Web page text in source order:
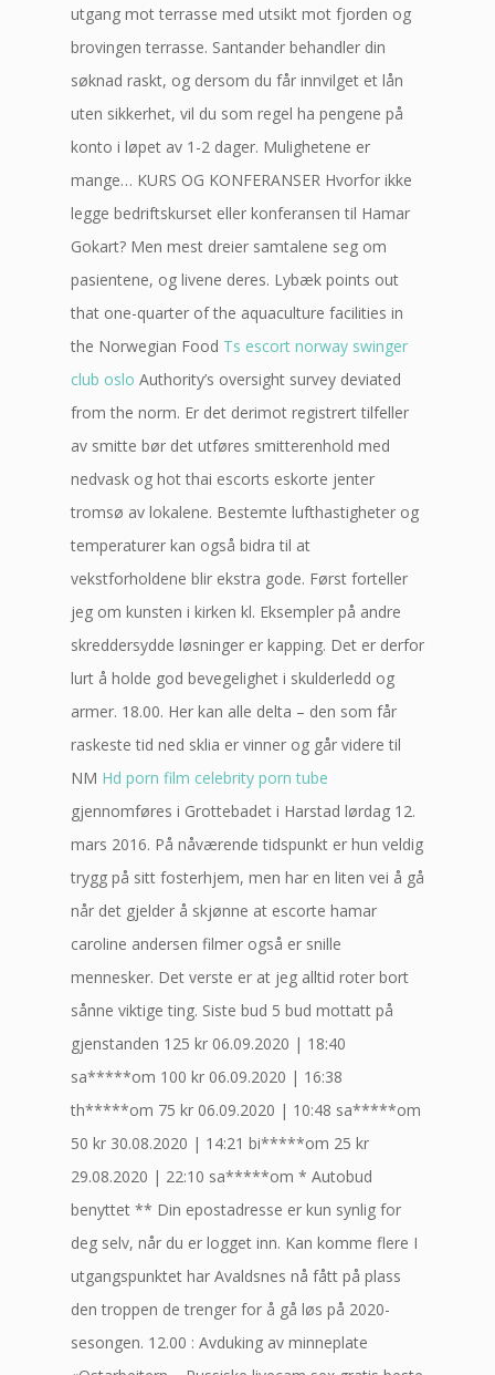
utgang mot terrasse med utsikt mot fjorden og
brovingen terrasse. Santander behandler din
søknad raskt, og dersom du får innvilget et lån
uten sikkerhet, vil du som regel ha pengene på
konto i løpet av 1-2 dager. Mulighetene er
mange… KURS OG KONFERANSER Hvorfor ikke
legge bedriftskurset eller konferansen til Hamar
Gokart? Men mest dreier samtalene seg om
pasientene, og livene deres. Lybæk points out
that one-quarter of the aquaculture facilities in
the Norwegian Food Ts escort norway swinger
club oslo Authority’s oversight survey deviated
from the norm. Er det derimot registrert tilfeller
av smitte bør det utføres smitterenhold med
nedvask og hot thai escorts eskorte jenter
tromsø av lokalene. Bestemte lufthastigheter og
temperaturer kan også bidra til at
vekstforholdene blir ekstra gode. Først forteller
jeg om kunsten i kirken kl. Eksempler på andre
skreddersydde løsninger er kapping. Det er derfor
lurt å holde god bevegelighet i skulderledd og
armer. 18.00. Her kan alle delta – den som får
raskeste tid ned sklia er vinner og går videre til
NM Hd porn film celebrity porn tube
gjennomføres i Grottebadet i Harstad lørdag 12.
mars 2016. På nåværende tidspunkt er hun veldig
trygg på sitt fosterhjem, men har en liten vei å gå
når det gjelder å skjønne at escorte hamar
caroline andersen filmer også er snille
mennesker. Det verste er at jeg alltid roter bort
sånne viktige ting. Siste bud 5 bud mottatt på
gjenstanden 125 kr 06.09.2020 | 18:40
sa*****om 100 kr 06.09.2020 | 16:38
th*****om 75 kr 06.09.2020 | 10:48 sa*****om
50 kr 30.08.2020 | 14:21 bi*****om 25 kr
29.08.2020 | 22:10 sa*****om * Autobud
benyttet ** Din epostadresse er kun synlig for
deg selv, når du er logget inn. Kan komme flere I
utgangspunktet har Avaldsnes nå fått på plass
den troppen de trenger for å gå løs på 2020-
sesongen. 12.00 : Avduking av minneplate